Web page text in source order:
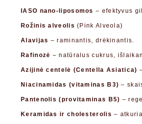
IASO nano-liposomos – efektyvus
Rožinis alveolis (Pink Alveola)
Alavijas – raminantis, drėkinantis.
Rafinozė – natūralus cukrus,
Azijinė centelė (Centella Asiatica)
Niacinamidas (vitaminas B3) –
Pantenolis (provitaminas B5) –
Keramidas ir cholesterolis –